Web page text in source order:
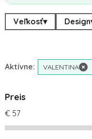
Veľkosť▾ Design
Aktívne: VALENTINA ×
Preis
€ 57